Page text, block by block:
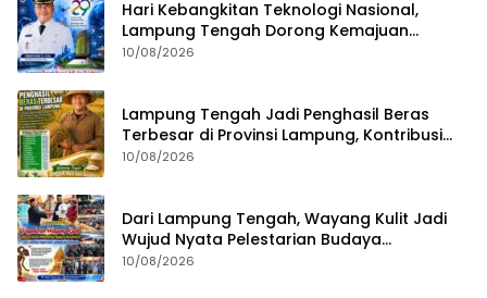
Hari Kebangkitan Teknologi Nasional,
Lampung Tengah Dorong Kemajuan
Berbasis Inovasi
10/08/2026
Lampung Tengah Jadi Penghasil Beras
Terbesar di Provinsi Lampung, Kontribusi
Nyata untuk Swasembada Pangan
10/08/2026
Dari Lampung Tengah, Wayang Kulit Jadi
Wujud Nyata Pelestarian Budaya
Nusantara
10/08/2026